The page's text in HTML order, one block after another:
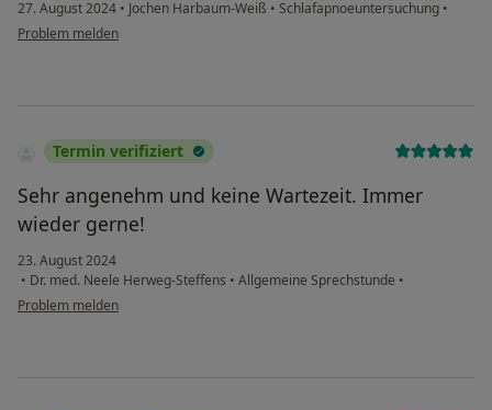
27. August 2024 • Jochen Harbaum-Weiß • Schlafapnoeuntersuchung •
Problem melden
Termin verifiziert
Sehr angenehm und keine Wartezeit. Immer
wieder gerne!
23. August 2024
• Dr. med. Neele Herweg-Steffens • Allgemeine Sprechstunde •
Problem melden